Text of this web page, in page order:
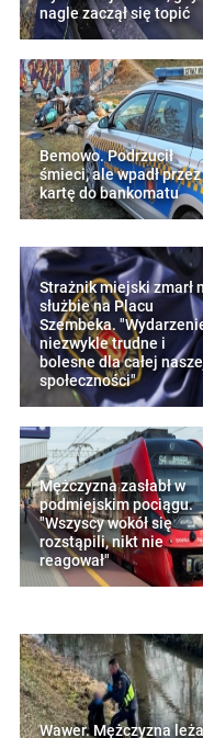
nagle zaczął się topić
Bemowo. Podrzucił
śmieci, ale wpadł przez
kartę do bankomatu
Strażnik miejski zmarł
służbie na Placu
Szembeka.
niezwykle trudne i
bolesne dla całej
społeczności"
Mężczyzna zasłabł w
podmiejskim pociągu.
"Wszyscy wokół się
rozstąpili, nikt nie
reagował"
Wawer. Mężczyzna